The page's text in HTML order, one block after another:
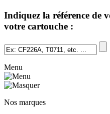
Indiquez la référence de
votre cartouche :
Menu
Nos marques